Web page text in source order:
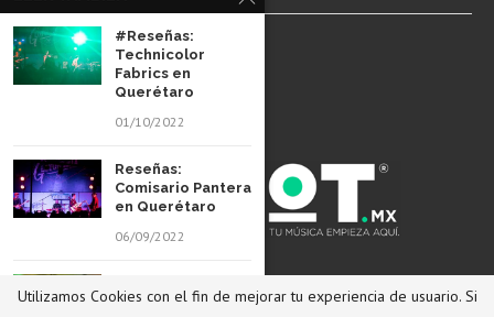
Aviso de Privacidad
#Reseñas:
Technicolor
Fabrics en
Querétaro
01/10/2022
Reseñas:
Comisario Pantera
en Querétaro
06/09/2022
Xymox en
Utilizamos Cookies con el fin de mejorar tu experiencia de usuario. Si